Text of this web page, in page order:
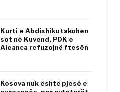
Kurti e Abdixhiku takohen
sot në Kuvend, PDK e
Aleanca refuzojnë ftesën
Kosova nuk është pjesë e